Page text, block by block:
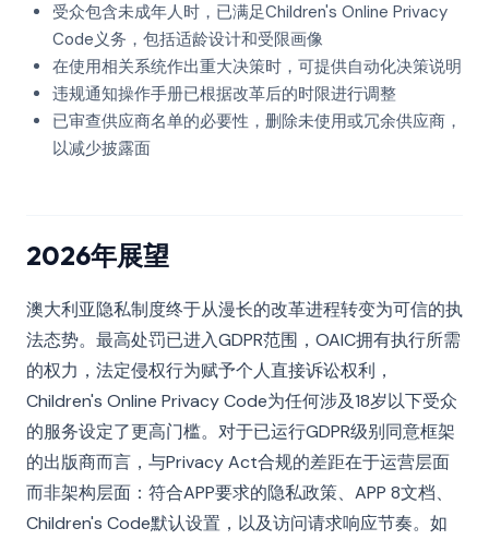
受众包含未成年人时，已满足Children's Online Privacy
Code义务，包括适龄设计和受限画像
在使用相关系统作出重大决策时，可提供自动化决策说明
违规通知操作手册已根据改革后的时限进行调整
已审查供应商名单的必要性，删除未使用或冗余供应商，
以减少披露面
2026年展望
澳大利亚隐私制度终于从漫长的改革进程转变为可信的执
法态势。最高处罚已进入GDPR范围，OAIC拥有执行所需
的权力，法定侵权行为赋予个人直接诉讼权利，
Children's Online Privacy Code为任何涉及18岁以下受众
的服务设定了更高门槛。对于已运行GDPR级别同意框架
的出版商而言，与Privacy Act合规的差距在于运营层面
而非架构层面：符合APP要求的隐私政策、APP 8文档、
Children's Code默认设置，以及访问请求响应节奏。如